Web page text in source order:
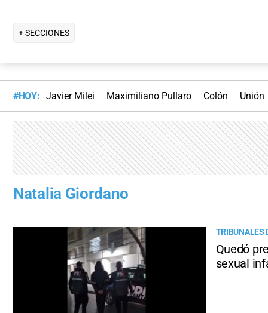
+ SECCIONES
#HOY: Javier Milei Maximiliano Pullaro Colón Unión
Natalia Giordano
TRIBUNALES
Quedó
sexual